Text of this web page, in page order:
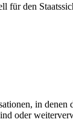
für den
in
oder